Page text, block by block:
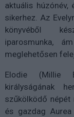
aktuális
sikerhez. Az
könyvéből
iparosmunka,
meglehetősen
Elodie (Millie
királyságának
szűkölködő
és gazdag